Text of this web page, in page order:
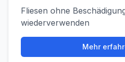
Fliesen ohne
wiederverwenden
Mehr